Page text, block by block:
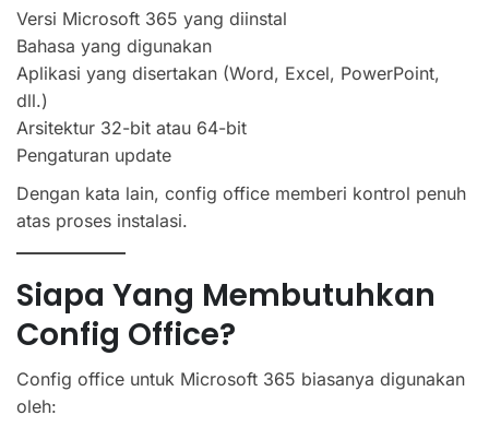
Versi Microsoft 365 yang diinstal
Bahasa yang digunakan
Aplikasi yang disertakan (Word, Excel, PowerPoint,
dll.)
Arsitektur 32-bit atau 64-bit
Pengaturan update
Dengan kata lain, config office memberi kontrol penuh
atas proses instalasi.
Siapa Yang Membutuhkan
Config Office?
Config office untuk Microsoft 365 biasanya digunakan
oleh: